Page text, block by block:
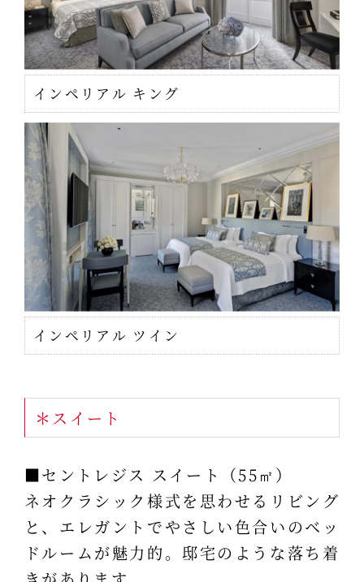
インペリアル キング
インペリアル ツイン
＊スイート
■セントレジス スイート（55㎡）
ネオクラシック様式を思わせるリビング
と、エレガントでやさしい色合いのベッ
ドルームが魅力的。邸宅のような落ち着